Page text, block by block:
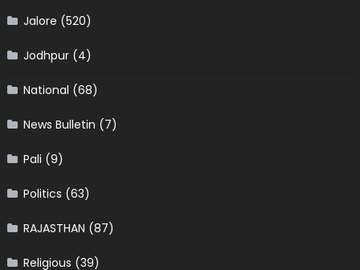
Jalore (520)
Jodhpur(4)
National (68)
News Bulletin (7)
Pali (9)
Politics (63)
RAJASTHAN (87)
Religious (39)